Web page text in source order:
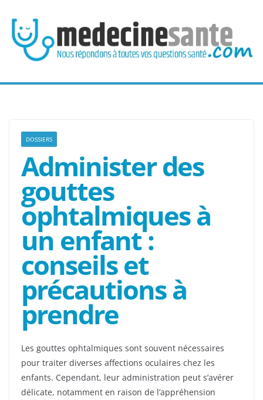
contenu
DOSSIERS
Administer des
gouttes
ophtalmiques à
un enfant :
conseils et
précautions à
prendre
Les gouttes ophtalmiques sont souvent nécessaires
pour traiter diverses affections oculaires chez les
enfants. Cependant, leur administration peut s’avérer
délicate, notamment en raison de l’appréhension